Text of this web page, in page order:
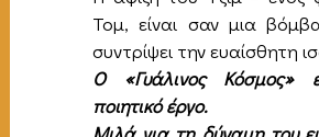
Τομ, είναι σαν μια
συντρίψει την ευαίσθητη
Ο «Γυάλινος Κόσμος»
ποιητικό έργο.